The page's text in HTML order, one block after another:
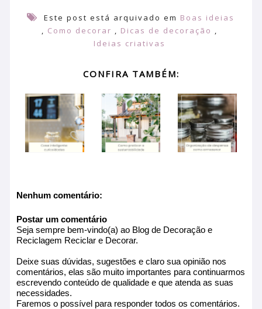
Este post está arquivado em Boas ideias
, Como decorar , Dicas de decoração ,
Ideias criativas
CONFIRA TAMBÉM:
Nenhum comentário:
Postar um comentário
Seja sempre bem-vindo(a) ao Blog de Decoração e
Reciclagem Reciclar e Decorar.
Deixe suas dúvidas, sugestões e claro sua opinião nos
comentários, elas são muito importantes para continuarmos
escrevendo conteúdo de qualidade e que atenda as suas
necessidades.
Faremos o possível para responder todos os comentários.